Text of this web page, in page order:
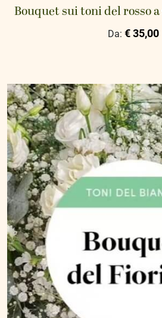
Bouquet sui toni del rosso
Da: € 35,00